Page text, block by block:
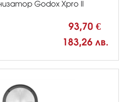
Godox Xpro II
93,70 €
183,26 лв.